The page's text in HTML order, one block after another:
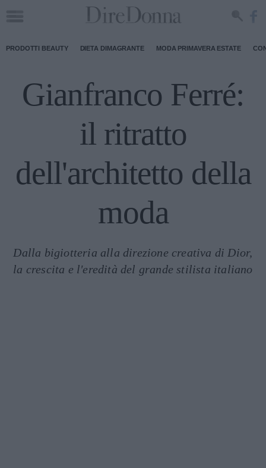
PRODOTTI BEAUTY DIETA DIMAGRANTE MODA PRIMAVERA ESTATE
Gianfranco Ferré:
il ritratto
dell'architetto della
moda
Dalla bigiotteria alla direzione creativa di Dior,
la crescita e l'eredità del grande stilista italiano